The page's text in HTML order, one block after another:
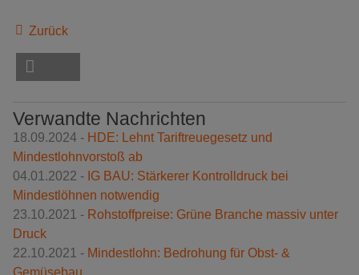
Zurück
Verwandte Nachrichten
18.09.2024 - HDE: Lehnt Tariftreuegesetz und
Mindestlohnvorstoß ab
04.01.2022 - IG BAU: Stärkerer Kontrolldruck bei
Mindestlöhnen notwendig
23.10.2021 - Rohstoffpreise: Grüne Branche massiv unter
Druck
22.10.2021 - Mindestlohn: Bedrohung für Obst- &